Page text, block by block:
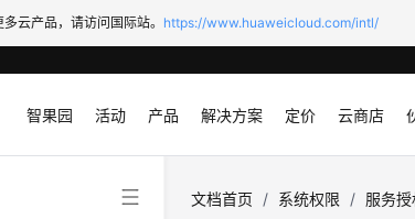
云产品，请访问国际站。 https://www.huaweicloud.com/intl/
智果园 活动 产品 解决方案 定价 云商店
文档首页 / 系统权限 / 服务